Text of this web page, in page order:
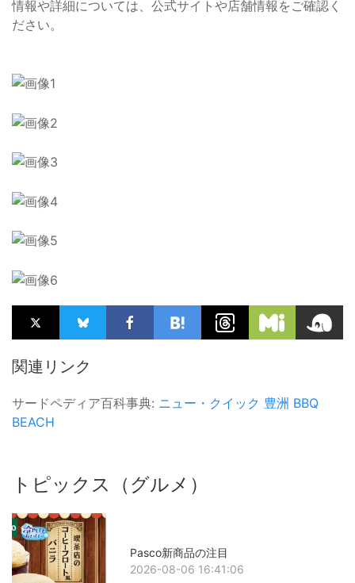
情報や詳細については、公式サイトや店舗情報をご確認く
ださい。
関連リンク
サードペディア百科事典: ニュー・クイック 豊洲 BBQ
BEACH
トピックス（グルメ）
Pasco新商品の注目
2026-08-06 16:41:06